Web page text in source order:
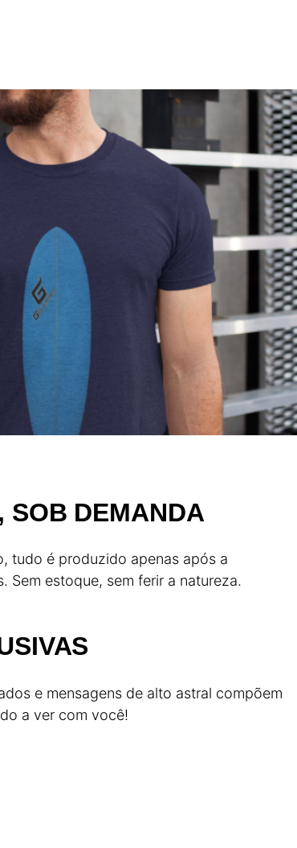
SOB DEMANDA
tudo é produzido apenas após a
Sem estoque, sem ferir a natureza.
e mensagens de alto astral compõem
a ver com você!